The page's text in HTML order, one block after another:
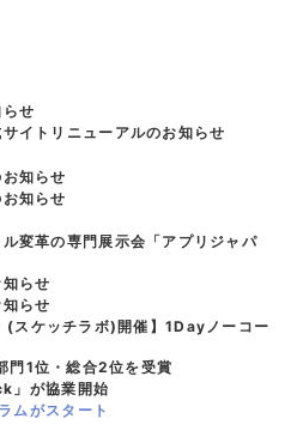
せ
イトリニューアルのお知らせ
知らせ
知らせ
変革の専門展示会「アプリジャパ
らせ
らせ
スケッチラボ)開催】1Dayノーコー
1位・総合2位を受賞
」が協業開始
ムがスタート